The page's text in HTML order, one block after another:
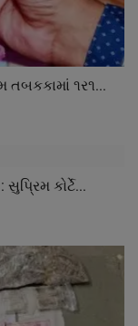
તબકકામાં ૧ર૧...
કોર્ટે...